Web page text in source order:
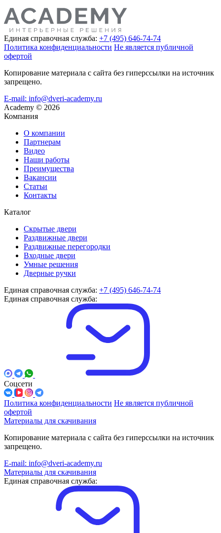
Единая справочная служба: +7 (495) 646-74-74
Политика конфиденциальности Не является публичной
офертой
Копирование материала с сайта без гиперссылки на источник
запрещено.
E-mail: info@dveri-academy.ru
Academy © 2026
Компания
О компании
Партнерам
Видео
Наши работы
Преимущества
Вакансии
Статьи
Контакты
Каталог
Скрытые двери
Раздвижные двери
Раздвижные перегородки
Входные двери
Умные решения
Дверные ручки
Единая справочная служба: +7 (495) 646-74-74
Единая справочная служба:
Соцсети
Политика конфиденциальности Не является публичной
офертой
Материалы для скачивания
Копирование материала с сайта без гиперссылки на источник
запрещено.
E-mail: info@dveri-academy.ru
Материалы для скачивания
Единая справочная служба: